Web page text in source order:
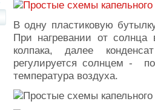
В одну пластиковую
При нагревании от солнца
колпака, далее
регулируется солнцем -
температура воздуха.